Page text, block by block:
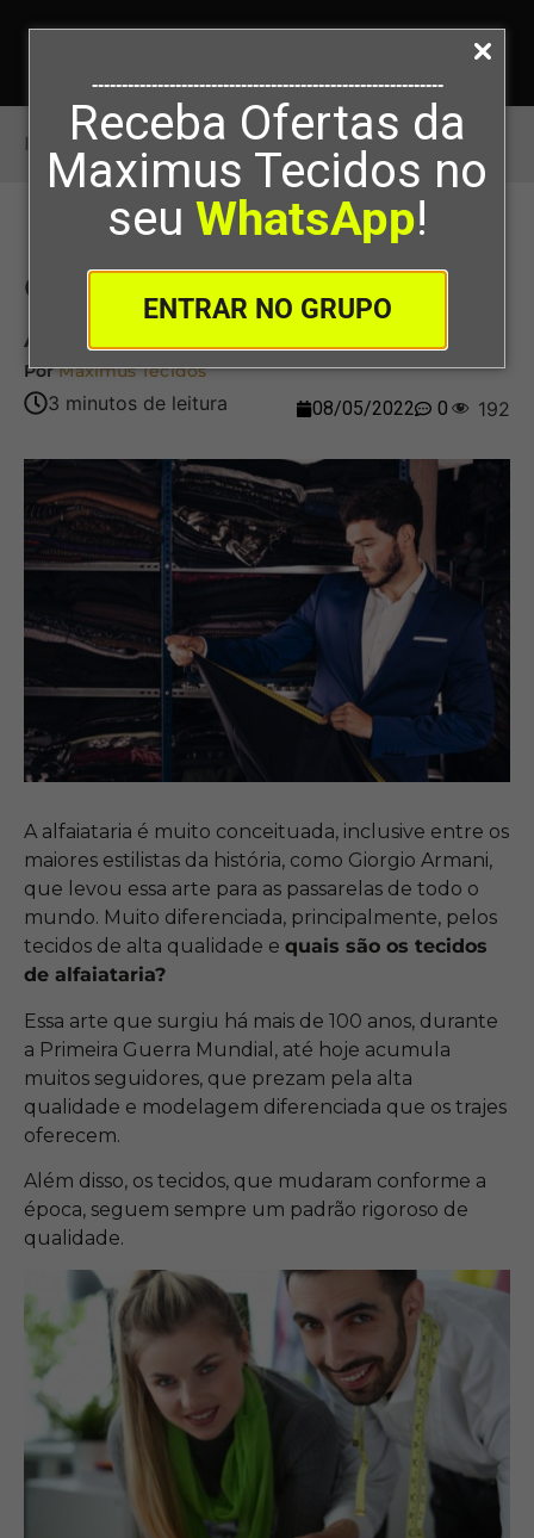
-----------------------------------------------------------
Receba Ofertas da
Maximus Tecidos no
seu WhatsApp!
ENTRAR NO GRUPO
Início>Quais São Os Tecidos De Alfaiataria?
Quais São Os Tecidos De
Alfaiataria?
PorMaximus Tecidos
08/05/2022 0 192
A alfaiataria é muito conceituada, inclusive entre os
maiores estilistas da história, como Giorgio Armani,
que levou essa arte para as passarelas de todo o
mundo. Muito diferenciada, principalmente, pelos
tecidos de alta qualidade e quais são os tecidos
de alfaiataria?
Essa arte que surgiu há mais de 100 anos, durante
a Primeira Guerra Mundial, até hoje acumula
muitos seguidores, que prezam pela alta
qualidade e modelagem diferenciada que os trajes
oferecem.
Além disso, os tecidos, que mudaram conforme a
época, seguem sempre um padrão rigoroso de
qualidade.